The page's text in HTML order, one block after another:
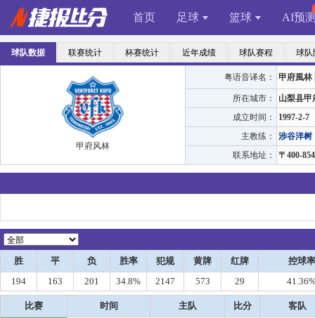
首页 足球 篮球 AI预
球队数据 联赛统计 杯赛统计 近年成绩 球队赛程 球队
甲府风林
粤语音译名： 甲府風林
所在城市：
山梨县甲
成立时间：
1997-2-7
主教练：
涉谷洋树
联系地址：
〒400-
胜 平 负 胜率 犯规 黄牌 红牌
控球率
194
163 201 34.8% 2147 573 29
比赛 时间 主队 比分
客队